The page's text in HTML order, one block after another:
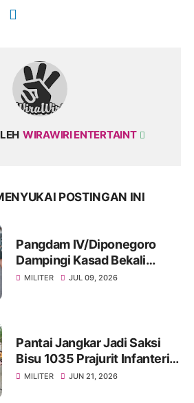
WIRAWIRI ENTERTAINT
POSTINGAN INI
Pangdam IV/Diponegoro
Dampingi Kasad Bekali
Taruna Akmil, Siapkan
MILITER JUL 09, 2026
Pantai Jangkar Jadi Saksi
Bisu 1035 Prajurit Infanteri,
Ikuti Tradisi Pembaretan
MILITER JUN 21, 2026